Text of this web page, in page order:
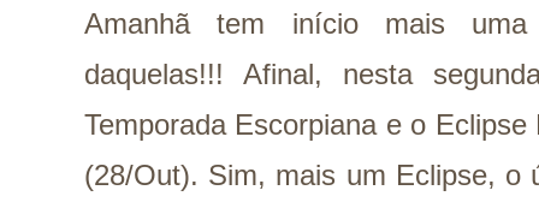
Amanhã tem início mais uma
daquelas!!! Afinal, nesta
Temporada Escorpiana e o
(28/Out). Sim, mais um Eclipse, o